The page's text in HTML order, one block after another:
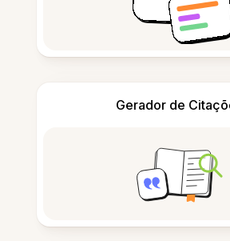
Gerador de